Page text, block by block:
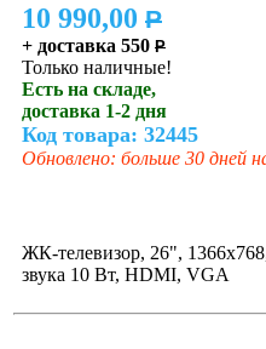
10 990,00 P
+ доставка 550 P
Только наличные!
Есть на складе,
доставка 1-2 дня
Код товара: 32445
Обновлено: больше 30 дней
ЖК-телевизор, 26",
звука 10 Вт, HDMI, VGA